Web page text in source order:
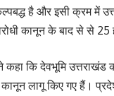
है और इसी क्रम में
कानून के बाद से से
कहा कि देवभूमि उत्तराखंड
कानून लागू किए गए हैं।